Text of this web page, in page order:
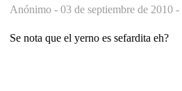
Anónimo - 03 de septiembre de 2010 -
Se nota que el yerno es sefardita eh?